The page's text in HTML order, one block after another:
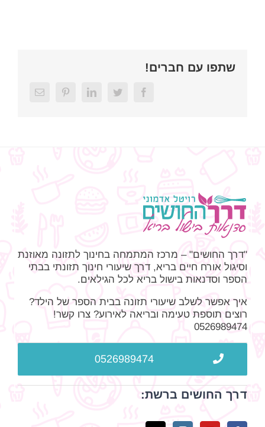
שתפו עם חברים!
Facebook
Twitter
LinkedIn
Pinterest
Email
"דרך החושים" – מרכז המתמחה בחינוך לתזונה מאוזנת
וסיגול אורח חיים בריא, דרך שיעורי חינוך תזונתי בבתי
הספר וסדנאות בישול בריא לכל הגילאים.
איך אפשר לשלב שיעורי תזונה בבית הספר של הילד?
רוצים תוספת טעימה ובריאה לאירוע? צרו קשר!
0526989474
0526989474
דרך החושים ברשת: